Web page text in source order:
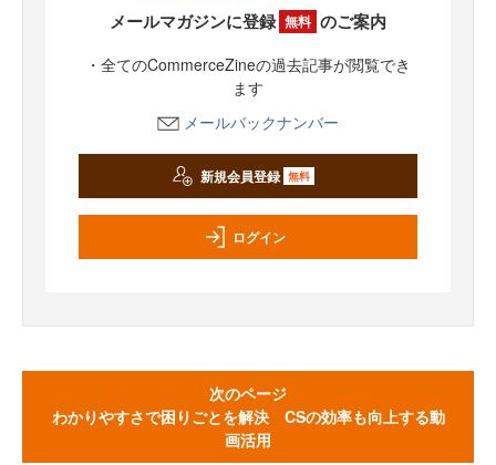
メールマガジンに登録 無料 のご案内
・全てのCommerceZineの過去記事が閲覧でき
ます
メールバックナンバー
新規会員登録 無料
ログイン
次のページ
わかりやすさで困りごとを解決 CSの効率も向上する動
画活用